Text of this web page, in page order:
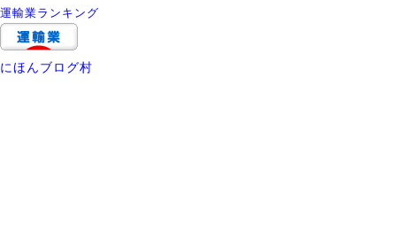
運輸業ランキング
にほんブログ村